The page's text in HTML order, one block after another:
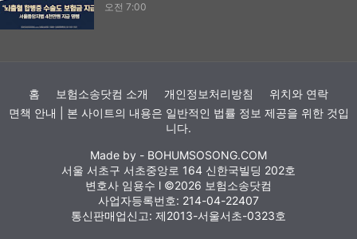
오전 7:00
Made by - BOHUMSOSONG.COM
서울 서초구 서초중앙로 164 신한국빌딩 202호
변호사 임용수 l ©2026 보험소송닷컴
사업자등록번호: 214-04-22407
통신판매업신고: 제2013-서울서초-0323호
홈 보험소송닷컴 소개 개인정보처리방침
위치와 연락
면책 안내 | 본 사이트의 내용은 일반적인 법률 정보 제공을 위한 것입
니다.